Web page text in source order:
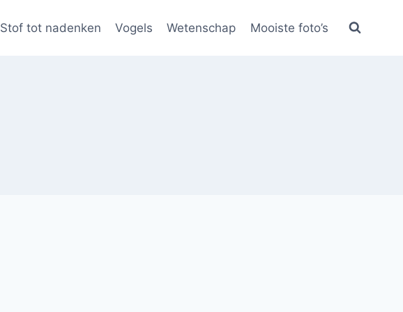
Stof tot nadenken Vogels Wetenschap Mooiste foto’s